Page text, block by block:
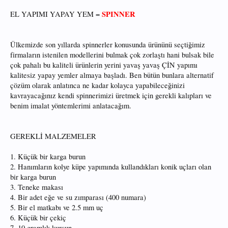
EL YAPIMI YAPAY YEM = SPINNER
Ülkemizde son yıllarda spinnerler konusunda ürününü seçtiğimiz
firmaların istenilen modellerini bulmak çok zorlaştı hani bulsak bile
çok pahalı bu kaliteli ürünlerin yerini yavaş yavaş ÇİN yapımı
kalitesiz yapay yemler almaya başladı. Ben bütün bunlara alternatif
çözüm olarak anlatınca ne kadar kolayca yapabileceğinizi
kavrayacağınız kendi spinnerimizi üretmek için gerekli kalıpları ve
benim imalat yöntemlerimi anlatacağım.
GEREKLİ MALZEMELER
1. Küçük bir karga burun
2. Hanımların kolye küpe yapımında kullandıkları konik uçları olan
bir karga burun
3. Teneke makası
4. Bir adet eğe ve su zımparası (400 numara)
5. Bir el matkabı ve 2.5 mm uç
6. Küçük bir çekiç